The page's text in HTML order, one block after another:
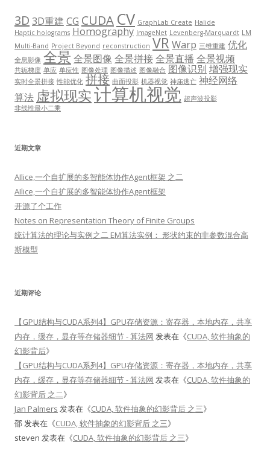
3D 3D重建 CG CUDA CV GraphLab Create Halide
Haptic holograms Homography ImageNet Levenberg-Marquardt LM
Multi-Band Project Beyond reconstruction VR Warp 三维重建 优化
全息影像 全景 全景图像 全景拼接全景直播 全景视频
共轭梯度 单应 单应性 图像处理 图像描述 图像融合 图像识别 增强现实
实时全景拼接 性能优化 拼接 曲面投影 机器视觉 神庙逃亡 神经网络
算法 虚拟现实计算机视觉 超声波投影
非线性最小二乘
近期文章
AIlice,一个自扩展的多智能体协作Agent框架 之二
AIlice,一个自扩展的多智能体协作Agent框架
开源了个工作
Notes on Representation Theory of Finite Groups
统计算法的理论与实例之二 EM算法实例： 形状约束的非参数混合高
斯模型
近期评论
【GPU结构与CUDA系列4】GPU存储资源：寄存器，本地内存，共享
内存，缓存，显存等存储器细节 - 算法网 发表在《CUDA, 软件抽象的
幻影背后》
【GPU结构与CUDA系列4】GPU存储资源：寄存器，本地内存，共享
内存，缓存，显存等存储器细节 - 算法网 发表在《CUDA, 软件抽象的
幻影背后 之二》
Jan Palmers 发表在《CUDA, 软件抽象的幻影背后 之三》
邵发表在《CUDA, 软件抽象的幻影背后 之三》
steven 发表在《CUDA, 软件抽象的幻影背后 之三》